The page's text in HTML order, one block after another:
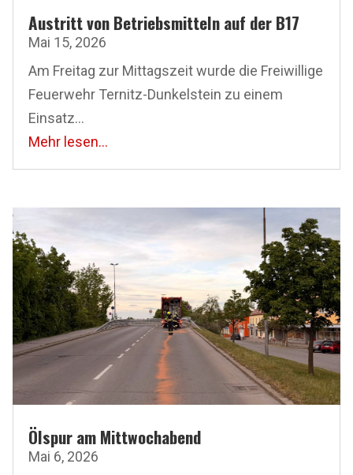
Austritt von Betriebsmitteln auf der B17
Mai 15, 2026
Am Freitag zur Mittagszeit wurde die Freiwillige
Feuerwehr Ternitz-Dunkelstein zu einem
Einsatz...
Mehr lesen...
Ölspur am Mittwochabend
Mai 6, 2026